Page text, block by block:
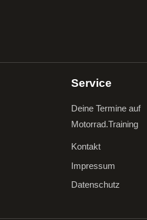
Service
Deine Termine auf
Motorrad.Training
Kontakt
Impressum
Datenschutz